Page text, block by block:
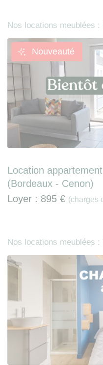
Nos locations meublées :
Nouveauté
Location
(Bordeaux - Cenon)
Loyer : 895 € (charges
Nos locations meublées :